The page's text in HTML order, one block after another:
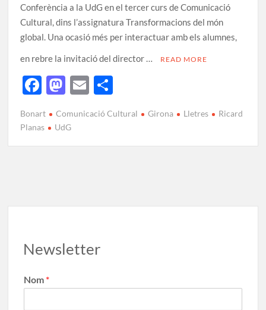
Conferència a la UdG en el tercer curs de Comunicació
Cultural, dins l’assignatura Transformacions del món
global. Una ocasió més per interactuar amb els alumnes,
en rebre la invitació del director …
READ MORE
F
e
b
M
to
d
E
ail m
p
Bonart Comunicació Cultural Girona Lletres
Ricard
Planas
UdG
Newsletter
Nom *